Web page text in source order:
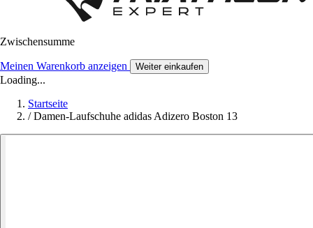
Zwischensumme
Meinen Warenkorb anzeigen Weiter einkaufen
Loading...
Startseite
/ Damen-Laufschuhe adidas Adizero Boston 13